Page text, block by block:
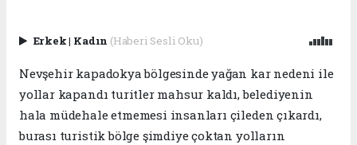
Erkek| Kadın (Haberi Sesli Oku)
Nevşehir kapadokya bölgesinde yağan kar nedeni ile
yollar kapandı turitler mahsur kaldı, belediyenin
hala müdehale etmemesi insanları çileden çıkardı,
burası turistik bölge şimdiye çoktan yolların